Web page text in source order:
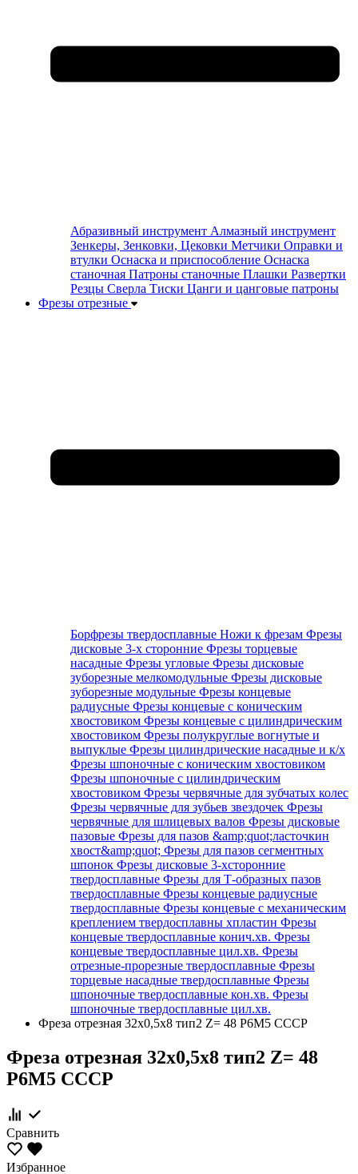
Абразивный инструмент Алмазный инструмент
Зенкеры, Зенковки, Цековки Метчики Оправки и
втулки Оснаска и приспособление Оснаска
станочная Патроны станочные Плашки Развертки
Резцы Сверла Тиски Цанги и цанговые патроны
Фрезы отрезные
Борфрезы твердосплавные Ножи к фрезам Фрезы
дисковые 3-х сторонние Фрезы торцевые
насадные Фрезы угловые Фрезы дисковые
зуборезные мелкомодульные Фрезы дисковые
зуборезные модульные Фрезы концевые
радиусные Фрезы концевые с коническим
хвостовиком Фрезы концевые с цилиндрическим
хвостовиком Фрезы полукруглые вогнутые и
выпуклые Фрезы цилиндрические насадные и к/х
Фрезы шпоночные с коническим хвостовиком
Фрезы шпоночные с цилиндрическим
хвостовиком Фрезы червячные для зубчатых колес
Фрезы червячные для зубьев звездочек Фрезы
червячные для шлицевых валов Фрезы дисковые
пазовые Фрезы для пазов &amp;quot;ласточкин
хвост&amp;quot; Фрезы для пазов сегментных
шпонок Фрезы дисковые 3-хсторонние
твердосплавные Фрезы для Т-образных пазов
твердосплавные Фрезы концевые радиусные
твердосплавные Фрезы концевые с механическим
креплением твердосплавны хпластин Фрезы
концевые твердосплавные конич.хв. Фрезы
концевые твердосплавные цил.хв. Фрезы
отрезные-прорезные твердосплавные Фрезы
торцевые насадные твердосплавные Фрезы
шпоночные твердосплавные кон.хв. Фрезы
шпоночные твердосплавные цил.хв.
Фреза отрезная 32х0,5x8 тип2 Z= 48 Р6М5 СССР
Фреза отрезная 32х0,5x8 тип2 Z= 48
Р6М5 СССР
Сравнить
Избранное